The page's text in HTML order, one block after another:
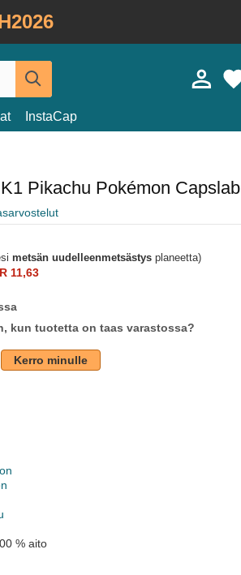
InstaCap
Pikachu Pokémon Capslab
metsän uudelleenmetsästys planeetta)
11,63
kun tuotetta on taas varastossa?
Kerro minulle
% aito